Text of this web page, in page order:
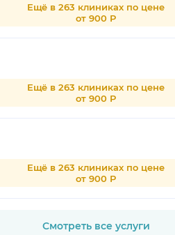
Ещё в 263 клиниках по цене
от 900 Р
Ещё в 263 клиниках по цене
от 900 Р
Ещё в 263 клиниках по цене
от 900 Р
Смотреть все услуги